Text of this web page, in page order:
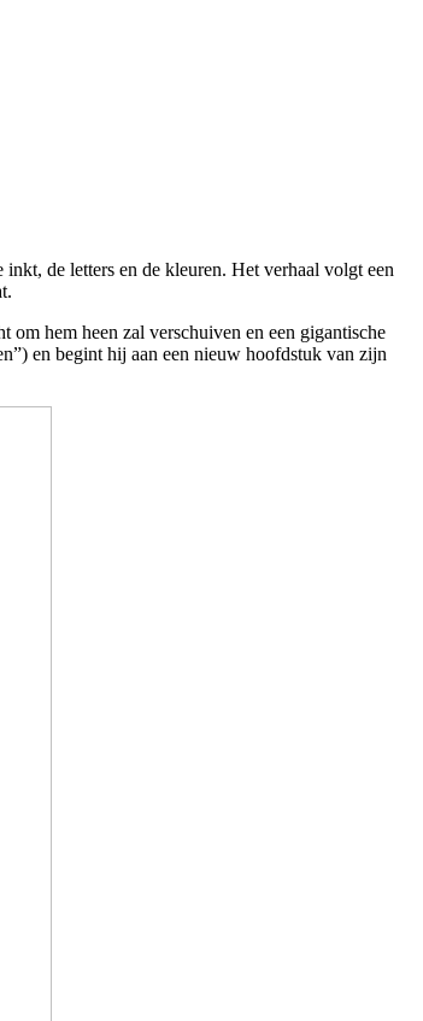
de letters en de kleuren. Het verhaal volgt een
hem heen zal verschuiven en een gigantische
en begint hij aan een nieuw hoofdstuk van zijn